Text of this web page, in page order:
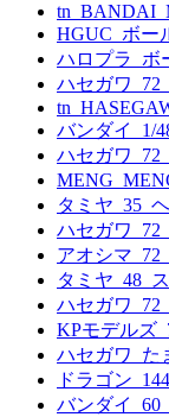
HGUC_ボー
ハロプラ_ボ
ハセガワ
バンダイ_1/
ハセガワ
タミヤ_35_
ハセガワ
アオシマ
タミヤ_48_
ハセガワ
KPモデルズ
ハセガワ_た
ドラゴン
バンダイ